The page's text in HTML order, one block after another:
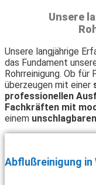
Unsere
Unsere langjährige
das Fundament
Rohrreinigung. Ob für
überzeugen mit einer
professionellen
Fachkräften mit
einem
Abflußreinigung in